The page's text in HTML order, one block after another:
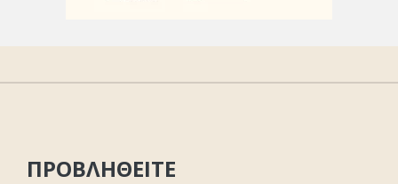
ΠΡΟΒΛΗΘΕΙΤΕ